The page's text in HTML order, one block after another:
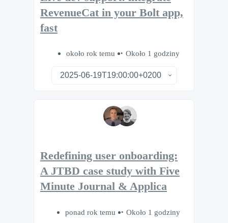
RevenueCat in your Bolt app,
fast
około rok temu Około 1 godziny
Redefining user onboarding:
A JTBD case study with Five
Minute Journal & Applica
ponad rok temu
Około 1 godziny